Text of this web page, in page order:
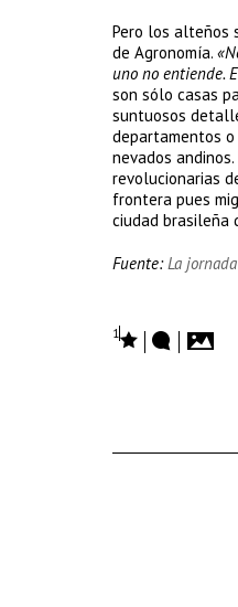
Pero los alteños
de Agronomía.
uno no entiende.
son sólo casas
suntuosos
departamentos
nevados
revolucionarias
frontera pues
ciudad brasileña
Fuente:La
1